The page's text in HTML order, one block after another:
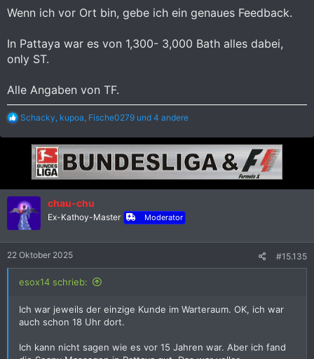
Ab jetzt wird hier sofort jedes off topic oder
danke.
Wenn ich vor Ort bin, gebe ich ein genaues Feedback.
In Pattaya war es von 1,300- 3,000 Bath alles dabei,
only ST.
Alle Angaben von TF.
R
a
n
e
n
:
Schacky, kupoa, Fische0279 und 4 andere
chau-chu
Ex-Kathoy-Master Moderator
22 Oktober 2025 #15.135
esox14 schrieb:
Ich war jeweils der einzige Kunde im Warteraum. OK, ich war
auch schon 18 Uhr dort.
Ich kann nicht sagen wie es vor 15 Jahren war. Aber ich fand